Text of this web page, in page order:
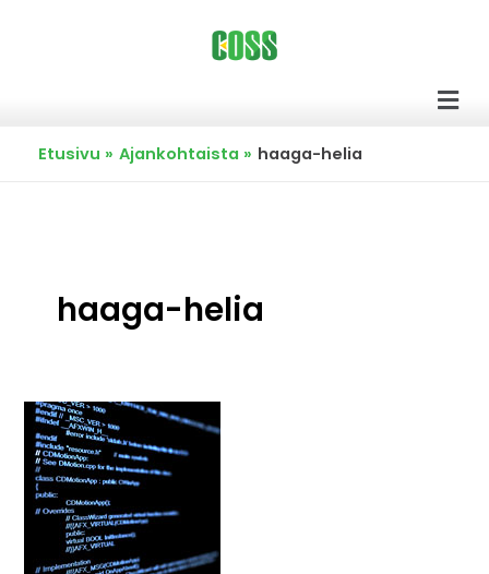
Etusivu Ajankohtaista haaga-helia
haaga-helia
Avoin
lähdekoodi
osana
oppimista